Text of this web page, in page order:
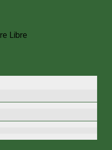
Libre